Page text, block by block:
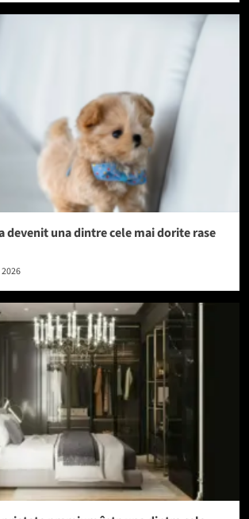
devenit una dintre cele mai dorite rase